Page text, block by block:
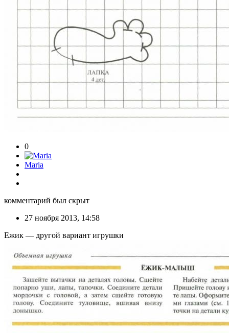
0
Maria
комментарий был скрыт
27 ноября 2013, 14:58
Ежик — другой вариант игрушки